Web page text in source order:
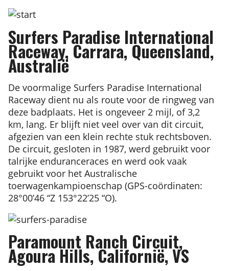
Surfers Paradise International
Raceway, Carrara, Queensland,
Australië
De voormalige Surfers Paradise International
Raceway dient nu als route voor de ringweg van
deze badplaats. Het is ongeveer 2 mijl, of 3,2
km, lang. Er blijft niet veel over van dit circuit,
afgezien van een klein rechte stuk rechtsboven.
De circuit, gesloten in 1987, werd gebruikt voor
talrijke enduranceraces en werd ook vaak
gebruikt voor het Australische
toerwagenkampioenschap (GPS-coördinaten:
28°00’46 “Z 153°22’25 “O).
Paramount Ranch Circuit,
Agoura Hills, Californië, VS